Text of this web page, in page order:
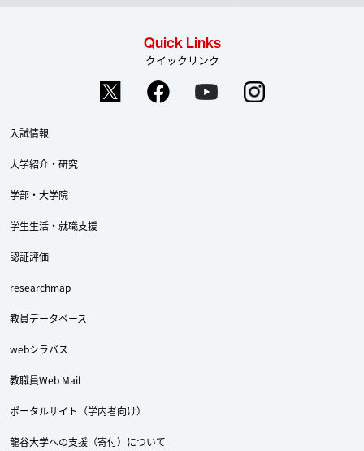
Quick Links
クイックリンク
入試情報
大学紹介・研究
学部・大学院
学生生活・就職支援
認証評価
researchmap
教員データベース
webシラバス
教職員Web Mail
ポータルサイト（学内者向け）
龍谷大学への支援（寄付）について